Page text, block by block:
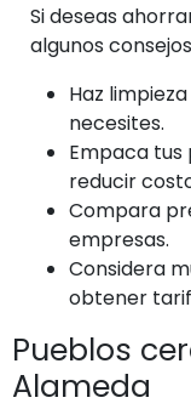
Si deseas
algunos
Haz
necesites.
Empaca
reducir
Compara
empresas.
Considera
obtener
Pueblos
Alameda